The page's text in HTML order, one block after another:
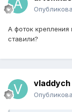
А фоток крепления
ставили?
vladdych